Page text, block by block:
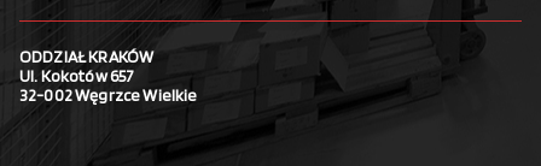
ODDZIAŁ KRAKÓW
Ul. Kokotów 657
32-002 Węgrzce Wielkie